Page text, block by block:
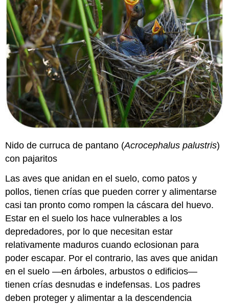
Nido de curruca de pantano (Acrocephalus palustris)
con pajaritos
Las aves que anidan en el suelo, como patos y
pollos, tienen crías que pueden correr y alimentarse
casi tan pronto como rompen la cáscara del huevo.
Estar en el suelo los hace vulnerables a los
depredadores, por lo que necesitan estar
relativamente maduros cuando eclosionan para
poder escapar. Por el contrario, las aves que anidan
en el suelo —en árboles, arbustos o edificios—
tienen crías desnudas e indefensas. Los padres
deben proteger y alimentar a la descendencia